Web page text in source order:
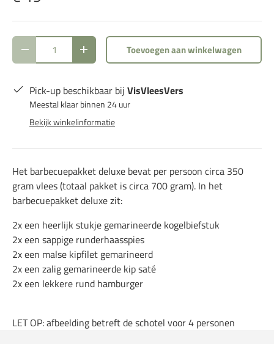
Aantal
Verlaag de hoeveelheidVerhoog de hoeveelheid
Toevoegen aan winkelwagen
Pick-up beschikbaar bij VisVleesVers
Meestal klaar binnen 24 uur
Bekijk winkelinformatie
Het barbecuepakket deluxe bevat per persoon circa 350
gram vlees (totaal pakket is circa 700 gram). In het
barbecuepakket deluxe zit:
2x een heerlijk stukje gemarineerde kogelbiefstuk
2x een sappige runderhaasspies
2x een malse kipfilet gemarineerd
2x een zalig gemarineerde kip saté
2x een lekkere rund hamburger
LET OP: afbeelding betreft de schotel voor 4 personen